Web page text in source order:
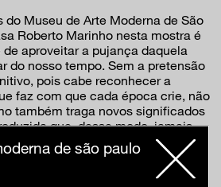
do Museu de Arte Moderna de São
Roberto Marinho nesta mostra é
aproveitar a pujança daquela
do nosso tempo. Sem a pretensão
pois cabe reconhecer a
faz com que cada época crie, não
também traga novos significados
que, desse modo, jamais
Lauro.
integram a exposição:
de são paulo